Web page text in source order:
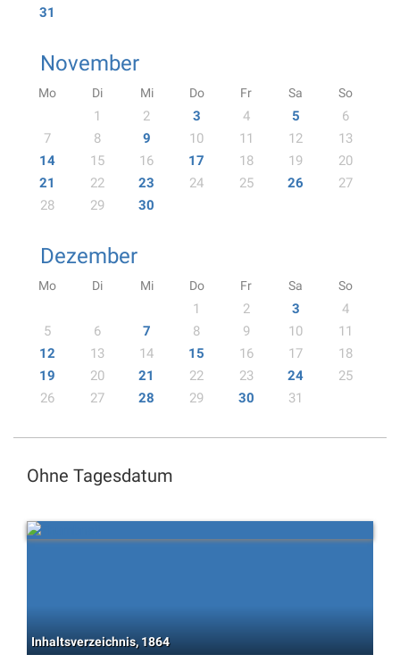
31
November
Mo Di Mi Do Fr Sa So
1 2 3 4 5
6
7
8 9 10 11 12
13
14
15 16 17 18 19
20
21
22 23 24 25 26
27
28
29 30
Dezember
Mo Di Mi Do Fr Sa So
1 2 3
4
5
6 7 8 9 10
11
12
13 14 15 16 17
18
19
20 21 22 23 24
25
26
27 28 29 30 31
Ohne Tagesdatum
Inhaltsverzeichnis, 1864